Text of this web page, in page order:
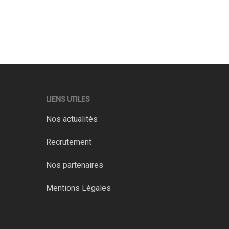
LIENS UTILES
Nos actualités
Recrutement
Nos partenaires
Mentions Légales